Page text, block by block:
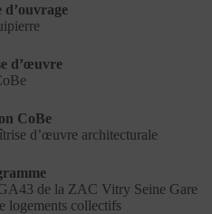
d’œuvre
CoBe
d’œuvre architecturale
de la ZAC Vitry Seine Gare
logements collectifs